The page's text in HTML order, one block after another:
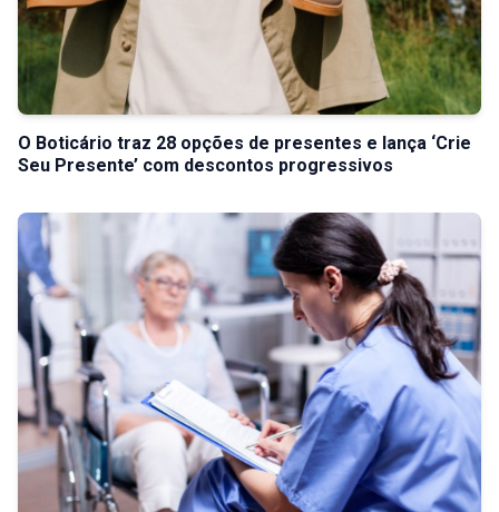
O Boticário traz 28 opções de presentes e lança ‘Crie
Seu Presente’ com descontos progressivos